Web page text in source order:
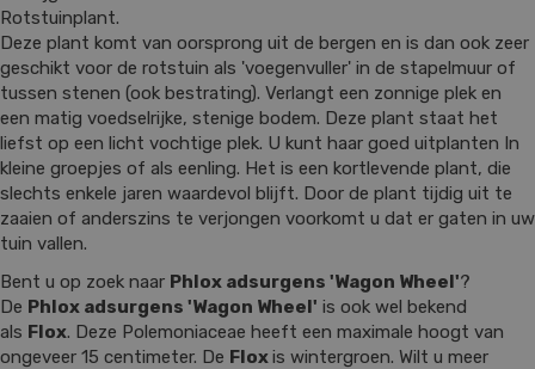
Rotstuinplant.
Deze plant komt van oorsprong uit de bergen en is dan ook zeer
geschikt voor de rotstuin als 'voegenvuller' in de stapelmuur of
tussen stenen (ook bestrating). Verlangt een zonnige plek en
een matig voedselrijke, stenige bodem. Deze plant staat het
liefst op een licht vochtige plek. U kunt haar goed uitplanten In
kleine groepjes of als eenling. Het is een kortlevende plant, die
slechts enkele jaren waardevol blijft. Door de plant tijdig uit te
zaaien of anderszins te verjongen voorkomt u dat er gaten in uw
tuin vallen.
Bent u op zoek naar Phlox adsurgens 'Wagon Wheel'?
De Phlox adsurgens 'Wagon Wheel' is ook wel bekend
als Flox. Deze Polemoniaceae heeft een maximale hoogt van
ongeveer 15 centimeter. De Floxis wintergroen. Wilt u meer